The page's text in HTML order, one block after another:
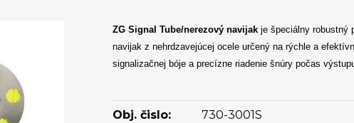
ZG Signal Tube/nerezový navijakje špeciálny robustný
navijak z nehrdzavejúcej ocele určený na rýchle a
signalizačnej bóje a precízne riadenie šnúry počas
Obj. čislo: 730-3001S